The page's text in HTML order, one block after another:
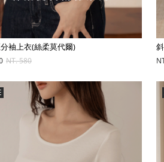
袖上衣(絲柔莫代爾)
NT. 580